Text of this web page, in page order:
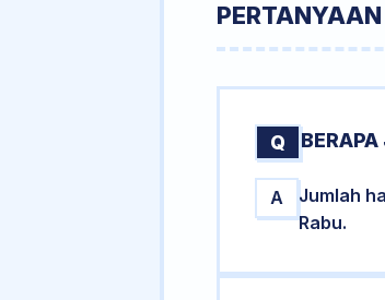
Q
A Jumlah
Rabu.